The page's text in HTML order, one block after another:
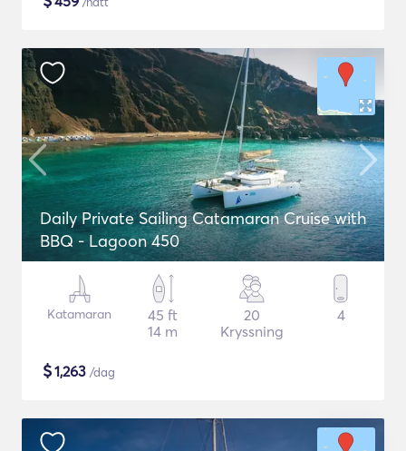
Daily Private Sailing Catamaran Cruise with
BBQ - Lagoon 450
Katamaran
45 ft
14 m
20
Kryssning
4
$1,263 /dag